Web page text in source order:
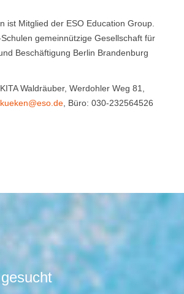
ist Mitglied der ESO Education Group.
gemeinnützige Gesellschaft für
Beschäftigung Berlin Brandenburg
Waldräuber, Werdohler Weg 81,
, Büro: 030-232564526